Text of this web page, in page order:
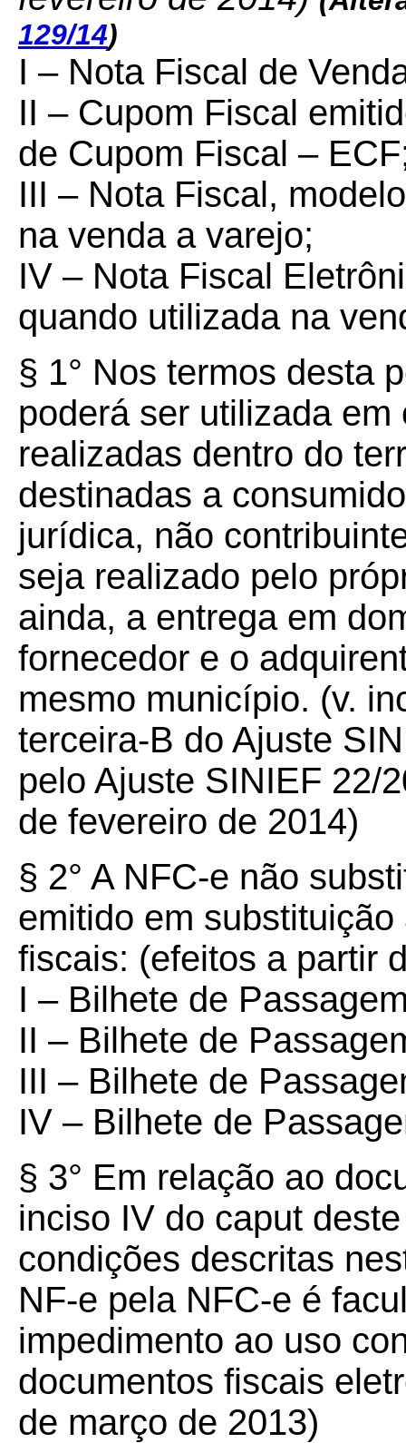
129/14)
I – Nota Fiscal de
II – Cupom Fiscal
de Cupom Fiscal –
III – Nota Fiscal,
na venda a varejo;
IV – Nota Fiscal
quando utilizada na
§ 1° Nos termos desta
poderá ser utilizada
realizadas dentro do
destinadas a
jurídica, não
seja realizado pelo
ainda, a entrega em
fornecedor e o
mesmo município. (v.
terceira-B do Ajuste
pelo Ajuste SINIEF 22/
de fevereiro de 2014)
§ 2° A NFC-e não
emitido em
fiscais: (efeitos a partir
I – Bilhete de
II – Bilhete de
III – Bilhete de
IV – Bilhete de
§ 3° Em relação ao
inciso IV do caput
condições descritas
NF-e pela NFC-e é
impedimento ao uso
documentos fiscais
de março de 2013)